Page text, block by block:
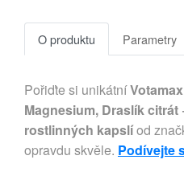
O produktu Parametry
Pořiďte si unikátní
Magnesium, Draslík citrát
rostlinných kapslíod
opravdu skvěle. Podívejte